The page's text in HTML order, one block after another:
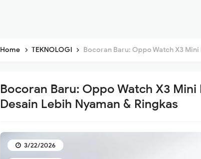
Home TEKNOLOGI Bocoran Baru: Oppo Watch X3 Mini Hadir
Bocoran Baru: Oppo Watch X3
Desain Lebih Nyaman & Ringkas
3/22/2026